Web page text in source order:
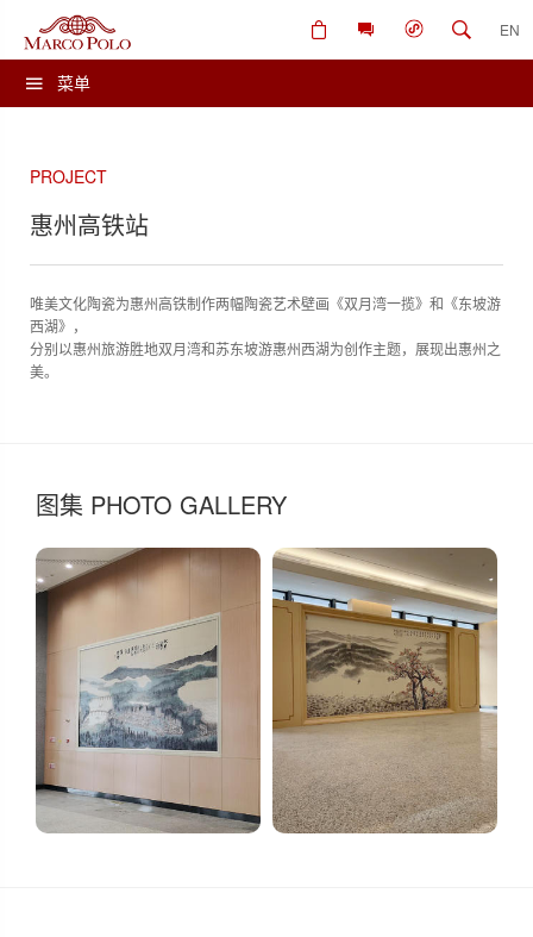
菜单
EN
PROJECT
惠州高铁站
唯美文化陶瓷为惠州高铁制作两幅陶瓷艺术壁画《双月湾一揽》和《东坡游
西湖》，
分别以惠州旅游胜地双月湾和苏东坡游惠州西湖为创作主题，展现出惠州之
美。
图集 PHOTO GALLERY